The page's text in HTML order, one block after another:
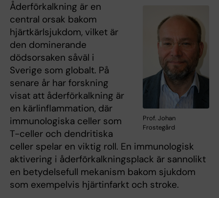
Prof. Johan
Frostegård
Åderförkalkning är en
central orsak bakom
hjärtkärlsjukdom, vilket är
den dominerande
dödsorsaken såväl i
Sverige som globalt. På
senare år har forskning
visat att åderförkalkning är
en kärlinflammation, där
immunologiska celler som
T-celler och dendritiska
celler spelar en viktig roll. En immunologisk
aktivering i åderförkalkningsplack är sannolikt
en betydelsefull mekanism bakom sjukdom
som exempelvis hjärtinfarkt och stroke.